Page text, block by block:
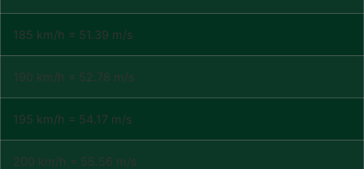
185 km/h = 51.39 m/s
190 km/h = 52.78 m/s
195 km/h = 54.17 m/s
200 km/h = 55.56 m/s